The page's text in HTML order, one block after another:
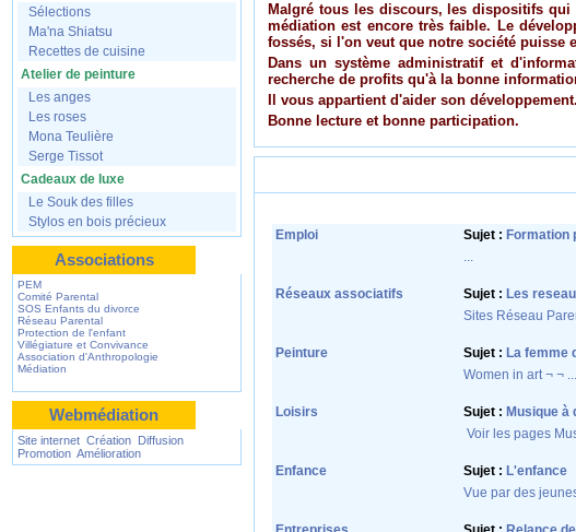
Sélections
Ma'na Shiatsu
Recettes de cuisine
Atelier de peinture
Les anges
Les roses
Mona Teulière
Serge Tissot
Cadeaux de luxe
Le Souk des filles
Stylos en bois précieux
Associations
PEM
Comité Parental
SOS Enfants du divorce
Réseau Parental
Protection de l'enfant
Villégiature et Convivance
Association d'Anthropologie
Médiation
Webmédiation
Site internet Création Diffusion
Promotion Amélioration
Malgré tous les discours, les dispositifs
médiation est encore très faible. Le
fossés, si l'on veut que notre société puisse
Dans un système administratif et
recherche de profits qu'à la bonne
Il vous appartient d'aider son développement.
Bonne lecture et bonne participation.
Emploi Sujet : Formation
...
Réseaux associatifs
Sujet : Les
Sites Réseau
Peinture
Sujet : La femme
Women in art ¬ ¬ ...
Loisirs
Sujet : Musique à
Voir les pages
Enfance
Sujet : L'enfance
Vue par des